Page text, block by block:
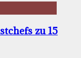
zu 15